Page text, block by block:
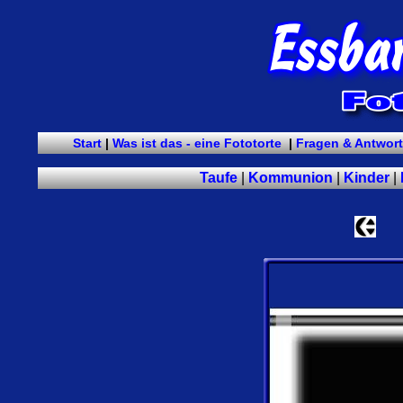
Start|Was ist das - eine Fototorte|Fragen &
Taufe|Kommunion|Kinder|